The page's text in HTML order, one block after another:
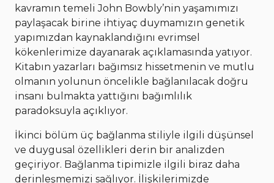
kavramın temeli John Bowbly’nin yaşamımızı
paylaşacak birine ihtiyaç duymamızın genetik
yapımızdan kaynaklandığını evrimsel
kökenlerimize dayanarak açıklamasında yatıyor.
Kitabın yazarları bağımsız hissetmenin ve mutlu
olmanın yolunun öncelikle bağlanılacak doğru
insanı bulmakta yattığını bağımlılık
paradoksuyla açıklıyor.
İkinci bölüm üç bağlanma stiliyle ilgili düşünsel
ve duygusal özellikleri derin bir analizden
geçiriyor. Bağlanma tipimizle ilgili biraz daha
derinleşmemizi sağlıyor. İlişkilerimizde